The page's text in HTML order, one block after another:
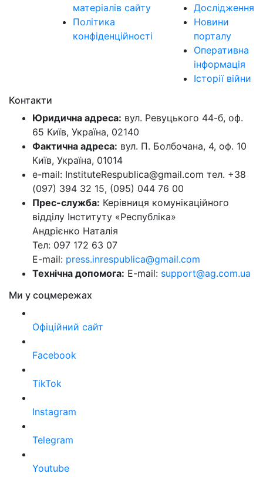
матеріалів сайту
Політика
конфіденційності
Дослідження
Новини
порталу
Оперативна
інформація
Історії війни
Контакти
Юридична адреса: вул. Ревуцького 44-б, оф.
65 Київ, Україна, 02140
Фактична адреса: вул. П. Болбочана, 4, оф. 10
Київ, Україна, 01014
e-mail: InstituteRespublica@gmail.com тел. +38
(097) 394 32 15, (095) 044 76 00
Прес-служба: Керівниця комунікаційного
відділу Інституту «Республіка»
Андрієнко Наталія
Тел: 097 172 63 07
E-mail: press.inrespublica@gmail.com
Технічна допомога: E-mail: support@ag.com.ua
Ми у соцмережах
Офіційний сайт
Facebook
TikTok
Instagram
Telegram
Youtube